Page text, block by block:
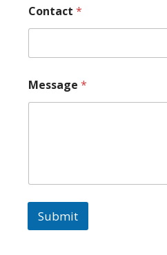
lContact *
Message *
Submit